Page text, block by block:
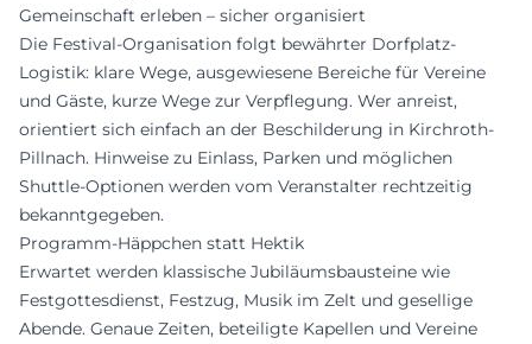
Gemeinschaft erleben – sicher organisiert
Die Festival-Organisation folgt bewährter Dorfplatz-
Logistik: klare Wege, ausgewiesene Bereiche für Vereine
und Gäste, kurze Wege zur Verpflegung. Wer anreist,
orientiert sich einfach an der Beschilderung in Kirchroth-
Pillnach. Hinweise zu Einlass, Parken und möglichen
Shuttle-Optionen werden vom Veranstalter rechtzeitig
bekanntgegeben.
Programm-Häppchen statt Hektik
Erwartet werden klassische Jubiläumsbausteine wie
Festgottesdienst, Festzug, Musik im Zelt und gesellige
Abende. Genaue Zeiten, beteiligte Kapellen und Vereine